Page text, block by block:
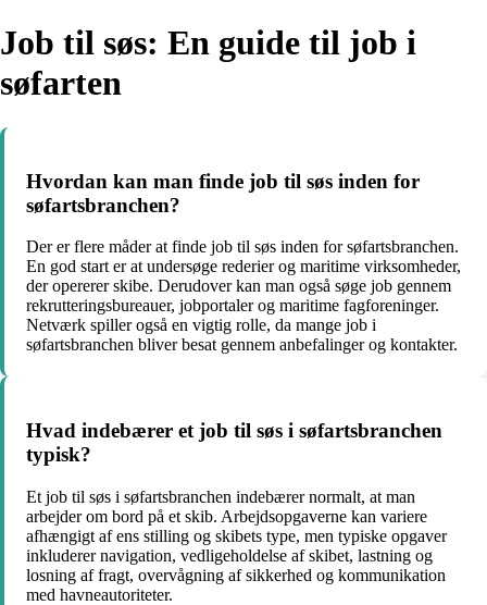
Job til søs: En guide til job i
søfarten
Hvordan kan man finde job til søs inden for
søfartsbranchen?
Der er flere måder at finde job til søs inden for søfartsbranchen.
En god start er at undersøge rederier og maritime virksomheder,
der opererer skibe. Derudover kan man også søge job gennem
rekrutteringsbureauer, jobportaler og maritime fagforeninger.
Netværk spiller også en vigtig rolle, da mange job i
søfartsbranchen bliver besat gennem anbefalinger og kontakter.
Hvad indebærer et job til søs i søfartsbranchen
typisk?
Et job til søs i søfartsbranchen indebærer normalt, at man
arbejder om bord på et skib. Arbejdsopgaverne kan variere
afhængigt af ens stilling og skibets type, men typiske opgaver
inkluderer navigation, vedligeholdelse af skibet, lastning og
losning af fragt, overvågning af sikkerhed og kommunikation
med havneautoriteter.